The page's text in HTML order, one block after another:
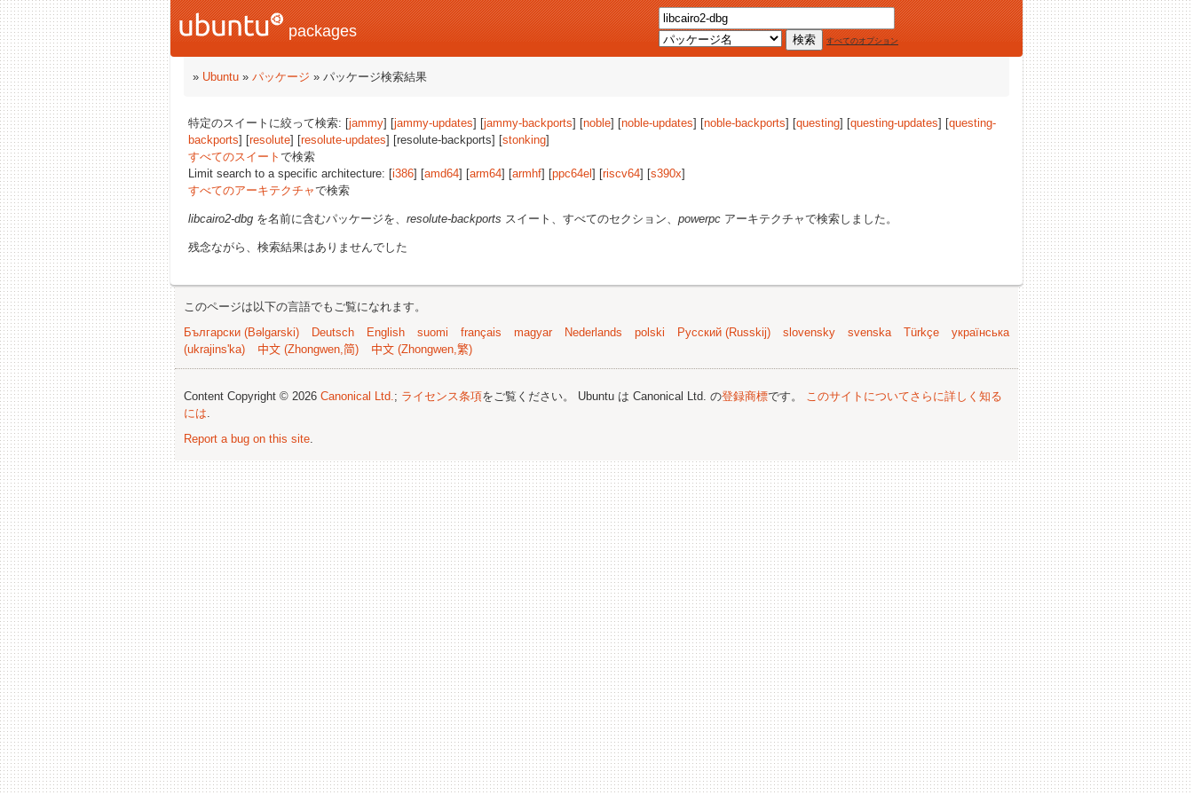
packages
すべてのオプション
» Ubuntu » パッケージ » パッケージ検索結果
特定のスイートに絞って検索: [jammy] [jammy-updates] [jammy-backports] [noble] [noble-updates] [noble-backports] [questing] [questing-updates] [questing-
backports] [resolute] [resolute-updates] [resolute-backports] [stonking]
すべてのスイート で検索
Limit search to a specific architecture: [i386] [amd64] [arm64] [armhf] [ppc64el ] [riscv64] [s390x]
すべてのアーキテクチャで検索
libcairo2-dbg を名前に含むパッケージを、 resolute-backports スイート、すべてのセクション、 powerpc アーキテクチャで検索しました。
残念ながら、検索結果はありませんでした
このページは以下の言語でもご覧になれます。
Български (Bəlgarski)
Deutsch English suomi français magyar Nederlands polski Русский (Russkij) slovensky svenska Türkçe
українська
(ukrajins'ka)
中文 (Zhongwen,简) 中文 (Zhongwen,繁)
Content Copyright © 2026 Canonical Ltd.; ライセンス条項をご覧ください。 Ubuntu は Canonical Ltd. の登録商標です。 このサイトについてさらに詳しく知る
には.
Report a bug on this site.